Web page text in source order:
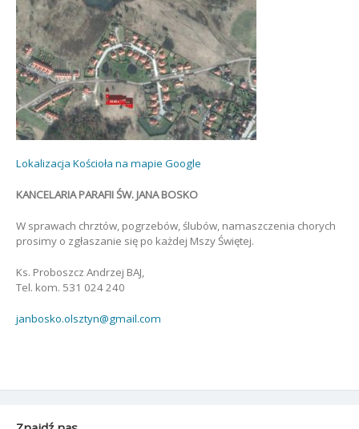
Lokalizacja Kościoła na mapie Google
KANCELARIA PARAFII ŚW. JANA BOSKO
W sprawach chrztów, pogrzebów, ślubów, namaszczenia chorych
prosimy o zgłaszanie się po każdej Mszy Świętej.
Ks. Proboszcz Andrzej BAJ,
Tel. kom. 531 024 240
janbosko.olsztyn@gmail.com